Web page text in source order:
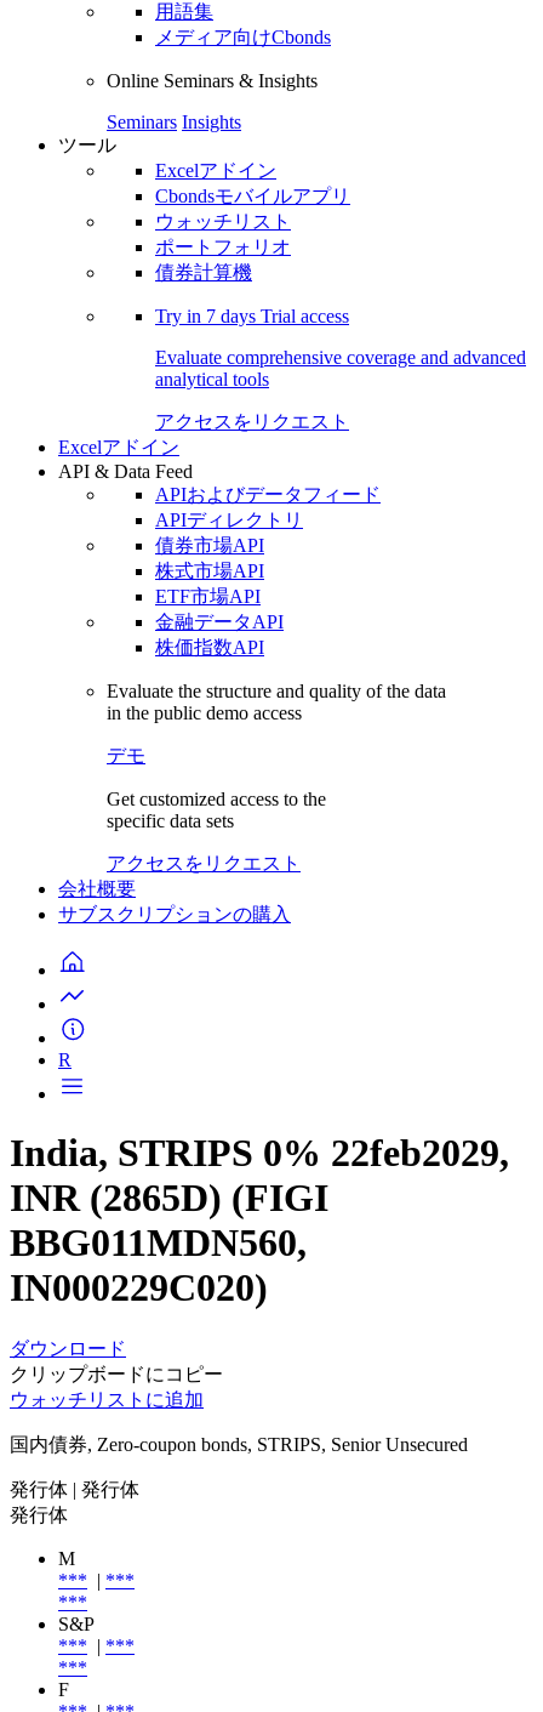
用語集
メディア向けCbonds
Online Seminars & Insights
Seminars Insights
ツール
Excelアドイン
Cbondsモバイルアプリ
ウォッチリスト
ポートフォリオ
債券計算機
Try in 7 days Trial access
Evaluate comprehensive coverage and advanced
analytical tools
アクセスをリクエスト
Excelアドイン
API & Data Feed
APIおよびデータフィード
APIディレクトリ
債券市場API
株式市場API
ETF市場API
金融データAPI
株価指数API
Evaluate the structure and quality of the data
in the public demo access
デモ
Get customized access to the
specific data sets
アクセスをリクエスト
会社概要
サブスクリプションの購入
R
India, STRIPS 0% 22feb2029,
INR (2865D) (FIGI
BBG011MDN560,
IN000229C020)
ダウンロード
クリップボードにコピー
ウォッチリストに追加
国内債券, Zero-coupon bonds, STRIPS, Senior Unsecured
発行体 | 発行体
発行体
M
*** | ***
***
S&P
*** | ***
***
F